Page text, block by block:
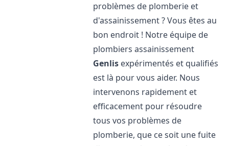
problèmes de plomberie et
d'assainissement ? Vous êtes au
bon endroit ! Notre équipe de
plombiers assainissement
Genlis expérimentés et qualifiés
est là pour vous aider. Nous
intervenons rapidement et
efficacement pour résoudre
tous vos problèmes de
plomberie, que ce soit une fuite